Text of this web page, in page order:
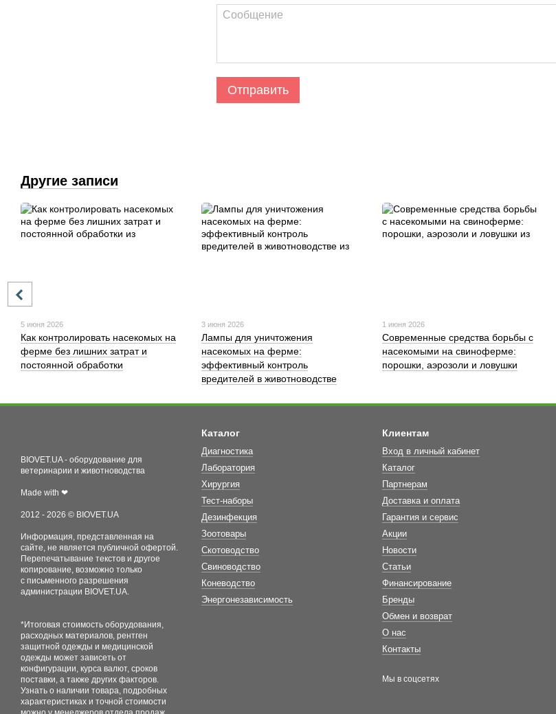
Отправить
Другие записи
5 июня 2026
Как контролировать насекомых на
ферме без лишних затрат и
постоянной обработки
3 июня 2026
Лампы для уничтожения
насекомых на ферме:
эффективный контроль
вредителей в животноводстве
1 июня 2026
Современные средства борьбы с
насекомыми на свиноферме:
порошки, аэрозоли и ловушки
BIOVET.UA - оборудование для
ветеринарии и животноводства
Made with ❤
2012 - 2026 © BIOVET.UA
Информация, представленная на
сайте, не является публичной офертой.
Перепечатывание текстов и другое
копирование, возможно только
с письменного разрешения
администрации BIOVET.UA.
*Итоговая стоимость оборудования,
расходных материалов, рентген
защитной одежды и медицинской
одежды может зависеть от
конфигурации, курса валют, сроков
поставки, а также других факторов.
Узнать о наличии товара, подробных
характеристиках и точной стоимости
Каталог
Диагностика
Лаборатория
Хирургия
Тест-наборы
Дезинфекция
Зоотовары
Скотоводство
Свиноводство
Коневодство
Энергонезависимость
Клиентам
Вход в личный кабинет
Каталог
Партнерам
Доставка и оплата
Гарантия и сервис
Акции
Новости
Статьи
Финансирование
Бренды
Обмен и возврат
О нас
Контакты
Мы в соцсетях